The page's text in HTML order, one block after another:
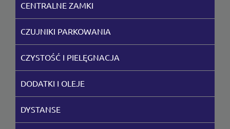
CENTRALNE ZAMKI
CZUJNIKI PARKOWANIA
CZYSTOŚĆ I PIELĘGNACJA
DODATKI I OLEJE
DYSTANSE